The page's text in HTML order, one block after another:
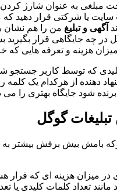
مبلغی به عنوان شارژ
سایت یا شرکتی قرار دهید که
آگهی و تبلیغ من را هم نشان
در چه جایگاهی قرار بگیرید
هزینه و تعرفه هایی که
که توسط کاربر جستجو
دهنده از هرکدام یک کلمه
شود جایگاه بهتری را می
گوگل
بامش بیش برفش بیشتر به
در میزان هزینه ای که قرار
مانند تعداد کلمات کلیدی یا